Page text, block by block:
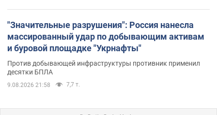
"Значительные разрушения": Россия нанесла
массированный удар по добывающим активам
и буровой площадке "Укрнафты"
Против добывающей инфраструктуры противник применил
десятки БПЛА
9.08.2026 21:58 7,7 т.